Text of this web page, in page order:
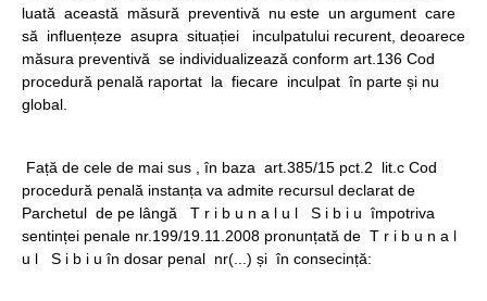
luată această măsură preventivă nu este un argument care
să influențeze asupra situației inculpatului recurent, deoarece
măsura preventivă se individualizează conform art.136 Cod
procedură penală raportat la fiecare inculpat în parte și nu
global.
Față de cele de mai sus , în baza art.385/15 pct.2 lit.c Cod
procedură penală instanța va admite recursul declarat de
Parchetul de pe lângă T r i b u n a l u l S i b i u împotriva
sentinței penale nr.199/19.11.2008 pronunțată de T r i b u n a l
u l S i b i u în dosar penal nr(...) și în consecință: